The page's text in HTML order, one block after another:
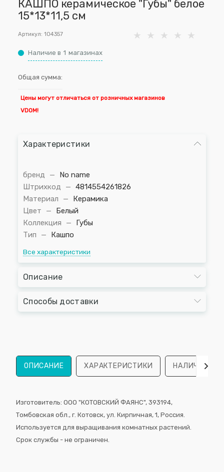
КАШПО керамическое "Губы" белое
15*13*11,5 см
Артикул: 104357
Наличие в 1 магазинах
Общая сумма:
Цены могут отличаться от розничных магазинов
VDOM!
Характеристики
бренд —
No name
Штрихкод
— 4814554261826
Материал
—
Керамика
Цвет
—
Белый
Коллекция
—
Губы
Тип
— Кашпо
Все характеристики
Описание
Способы доставки
ОПИСАНИЕ ХАРАКТЕРИСТИКИ НАЛИЧИЕ
Изготовитель: ООО "КОТОВСКИЙ ФАЯНС", 393194,
Томбовская обл., г. Котовск, ул. Кирпичная, 1, Россия.
Используется для выращивания комнатных растений.
Срок службы - не ограничен.